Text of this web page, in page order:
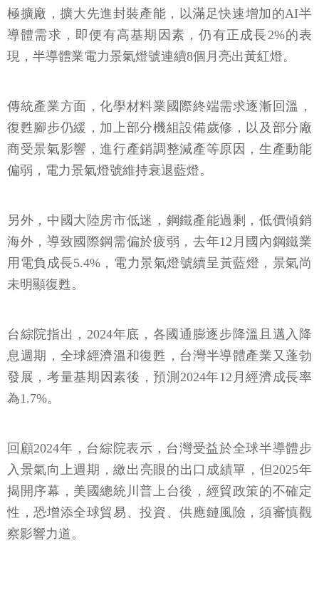
極擴廠，擴大先進封裝產能，以滿足快速增加的AI半
導體需求，即便有高基期因素，仍有正成長2%的表
現，半導體業電力景氣燈號連續8個月亮出黃紅燈。
傳統產業方面，化學材料業國際終端需求逐漸回溫，
復甦腳步仍緩，加上部分機組設備歲修，以及部分廠
商受景氣影響，進行產銷調整減產等原因，生產動能
偏弱，電力景氣燈號維持衰退藍燈。
另外，中國大陸房市低迷，鋼鐵產能過剩，低價傾銷
海外，導致國際鋼需偏於疲弱，去年12月國內鋼鐵業
用電負成長5.4%，電力景氣燈號續呈黃藍燈，景氣尚
未明顯復甦。
台綜院指出，2024年底，各國通膨逐步降溫且邁入降
息週期，全球經濟溫和復甦，台灣半導體產業又蓬勃
發展，考量基期因素後，預測2024年12月經濟成長率
為1.7%。
回顧2024年，台綜院表示，台灣受益於全球半導體步
入景氣向上週期，繳出亮眼的出口成績單，但2025年
揭開序幕，美國總統川普上台後，經貿政策的不確定
性，恐增添全球貿易、投資、供應鏈風險，須審慎觀
察影響力道。